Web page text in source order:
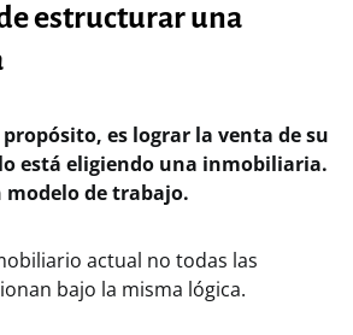
estructurar una
es lograr la venta de su
está eligiendo una inmobiliaria.
modelo de trabajo.
actual no todas las
bajo la misma lógica.